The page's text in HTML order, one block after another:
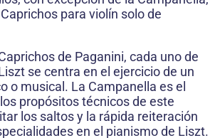
para violín solo de
de Paganini, cada uno de
se centra en el ejercicio de un
o musical. La Campanella es el
propósitos técnicos de este
los saltos y la rápida reiteración
en el pianismo de Liszt.